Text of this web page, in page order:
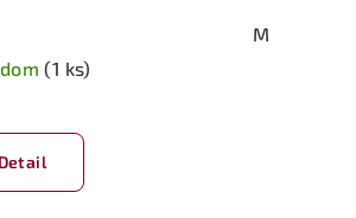
(1 ks)
Detail
M